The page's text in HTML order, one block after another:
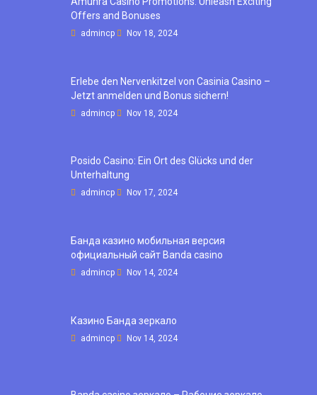
Offers and Bonuses
admincp Nov 18, 2024
Erlebe den Nervenkitzel von Casinia Casino –
Jetzt anmelden und Bonus sichern!
admincp Nov 18, 2024
Posido Casino: Ein Ort des Glücks und der
Unterhaltung
admincp Nov 17, 2024
Банда казино мобильная версия
официальный сайт Banda casino
admincp Nov 14, 2024
Казино Банда зеркало
admincp Nov 14, 2024